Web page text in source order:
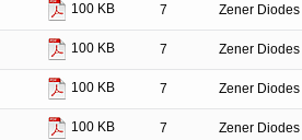
100 KB 7 Zener
100 KB 7 Zener
100 KB 7 Zener
100 KB 7 Zener